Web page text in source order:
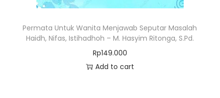
Permata Untuk Wanita Menjawab Seputar Masalah
Haidh, Nifas, Istihadhoh – M. Hasyim Ritonga, S.Pd.
Rp149.000
Add to cart